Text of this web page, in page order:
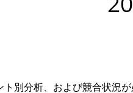
別分析、および競合状況が